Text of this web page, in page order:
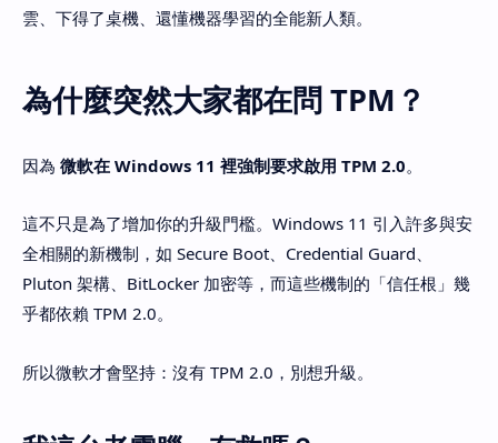
雲、下得了桌機、還懂機器學習的全能新人類。
為什麼突然大家都在問 TPM？
因為 微軟在 Windows 11 裡強制要求啟用 TPM 2.0。
這不只是為了增加你的升級門檻。Windows 11 引入許多與安
全相關的新機制，如 Secure Boot、Credential Guard、
Pluton 架構、BitLocker 加密等，而這些機制的「信任根」幾
乎都依賴 TPM 2.0。
所以微軟才會堅持：沒有 TPM 2.0，別想升級。